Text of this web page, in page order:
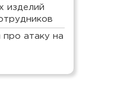
изделий
про атаку на